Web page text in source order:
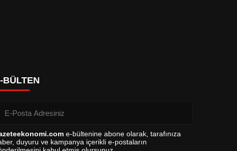
BÜLTEN
e-bültenine abone olarak, tarafınıza
duyuru ve kampanya içerikli e-postaların